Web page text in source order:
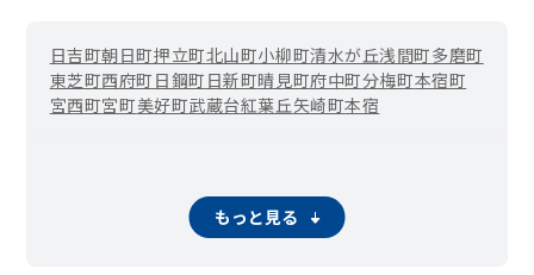
日吉町朝日町押立町北山町小柳町清水が丘浅間町多磨町
東芝町西府町 日鋼町 日新町晴見町府中町分梅町本宿町
宮西町宮町美好町武蔵台紅葉丘矢崎町本宿
もっと見る